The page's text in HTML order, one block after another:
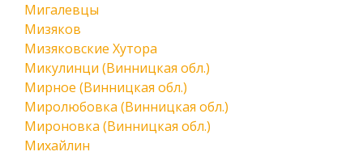
Мигалевцы
Мизяков
Мизяковские Хутора
Микулинци (Винницкая обл.)
Мирное (Винницкая обл.)
Миролюбовка (Винницкая обл.)
Мироновка (Винницкая обл.)
Михайлин